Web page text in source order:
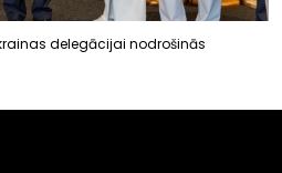
delegācijai nodrošinās